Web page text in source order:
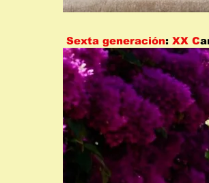
Sexta generación: XX C